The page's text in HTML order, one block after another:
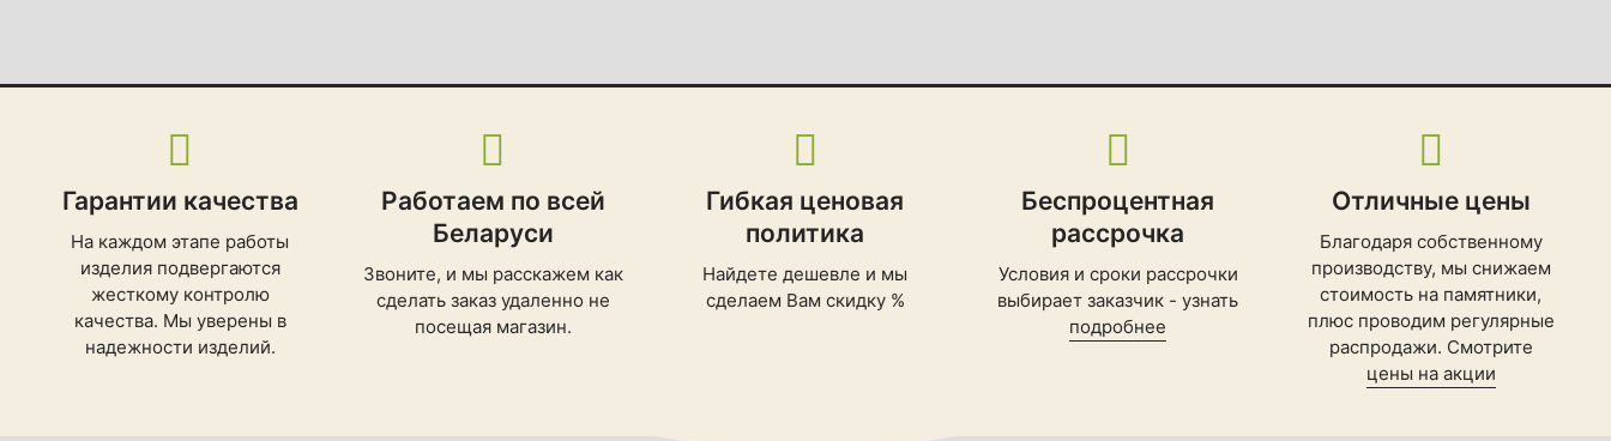
Гарантии качества
На каждом этапе работы
изделия подвергаются
жесткому контролю
качества. Мы уверены в
надежности изделий.
Работаем по всей
Беларуси
Звоните, и мы расскажем как
сделать заказ удаленно не
посещая магазин.
Гибкая ценовая
политика
Найдете дешевле и мы
сделаем Вам скидку %
Беспроцентная
рассрочка
Условия и сроки рассрочки
выбирает заказчик - узнать
подробнее
Отличные цены
Благодаря собственному
производству, мы снижаем
стоимость на памятники,
плюс проводим регулярные
распродажи. Смотрите
цены на акции